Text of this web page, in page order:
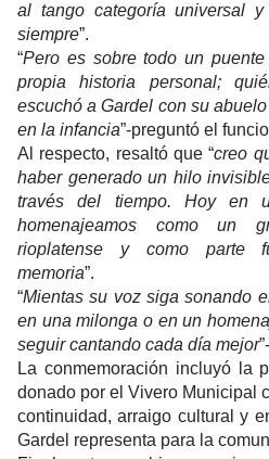
al tango categoría universal
siempre”.
“Pero es sobre todo un
propia historia personal;
escuchó a Gardel con su
en la infancia”-preguntó el
Al respecto, resaltó que “creo
haber generado un hilo
través del tiempo. Hoy en
homenajeamos como un
rioplatense y como parte
memoria”.
“Mientas su voz siga sonando
en una milonga o en un
seguir cantando cada día mejor
La conmemoración incluyó la
donado por el Vivero Municipal
continuidad, arraigo cultural y
Gardel representa para la